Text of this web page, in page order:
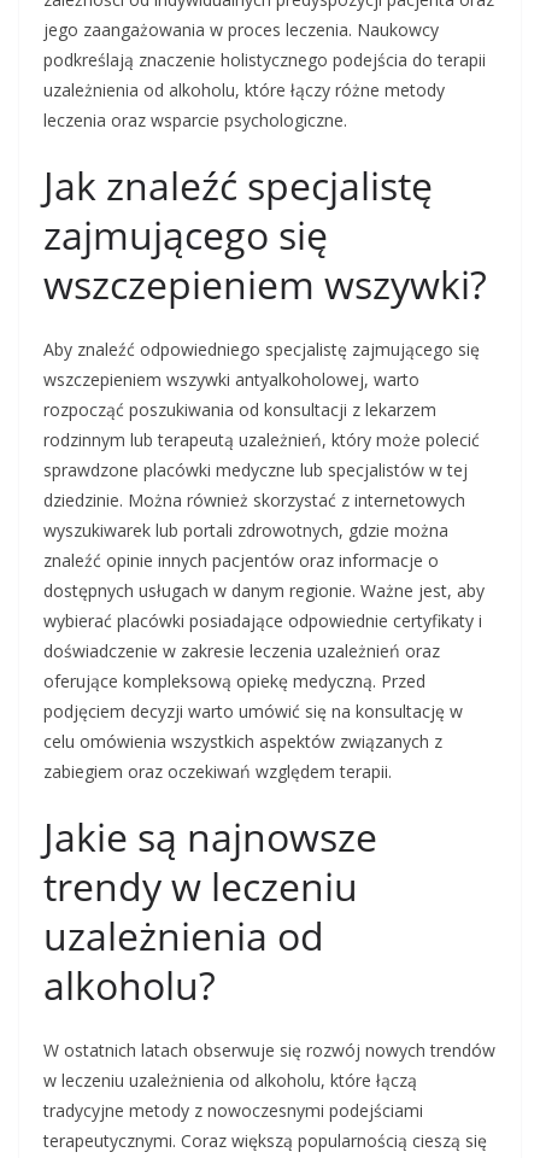
jego zaangażowania w proces leczenia. Naukowcy
podkreślają znaczenie holistycznego podejścia do terapii
uzależnienia od alkoholu, które łączy różne metody
leczenia oraz wsparcie psychologiczne.
Jak znaleźć specjalistę
zajmującego się
wszczepieniem wszywki?
Aby znaleźć odpowiedniego specjalistę zajmującego się
wszczepieniem wszywki antyalkoholowej, warto
rozpocząć poszukiwania od konsultacji z lekarzem
rodzinnym lub terapeutą uzależnień, który może polecić
sprawdzone placówki medyczne lub specjalistów w tej
dziedzinie. Można również skorzystać z internetowych
wyszukiwarek lub portali zdrowotnych, gdzie można
znaleźć opinie innych pacjentów oraz informacje o
dostępnych usługach w danym regionie. Ważne jest, aby
wybierać placówki posiadające odpowiednie certyfikaty i
doświadczenie w zakresie leczenia uzależnień oraz
oferujące kompleksową opiekę medyczną. Przed
podjęciem decyzji warto umówić się na konsultację w
celu omówienia wszystkich aspektów związanych z
zabiegiem oraz oczekiwań względem terapii.
Jakie są najnowsze
trendy w leczeniu
uzależnienia od
alkoholu?
W ostatnich latach obserwuje się rozwój nowych trendów
w leczeniu uzależnienia od alkoholu, które łączą
tradycyjne metody z nowoczesnymi podejściami
terapeutycznymi. Coraz większą popularnością cieszą się